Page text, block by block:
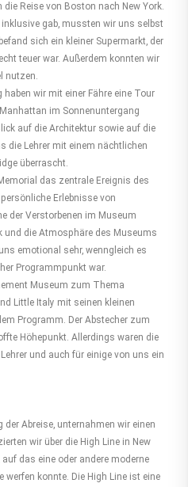
Reise von Boston nach New York.
gab, mussten wir uns selbst
sich ein kleiner Supermarkt, der
teuer war. Außerdem konnten wir
nutzen.
wir mit einer Fähre eine Tour
im Sonnenuntergang
auf die Architektur sowie auf die
die Lehrer mit einem nächtlichen
überrascht.
das zentrale Ereignis des
Erlebnisse von
der Verstorbenen im Museum
und die Atmosphäre des Museums
emotional sehr, wenngleich es
Programmpunkt war.
Museum zum Thema
Little Italy mit seinen kleinen
Programm. Der Abstecher zum
Höhepunkt. Allerdings waren die
und auch für einige von uns ein
Abreise, unternahmen wir einen
wir über die High Line in New
das eine oder andere moderne
werfen konnte. Die High Line ist eine